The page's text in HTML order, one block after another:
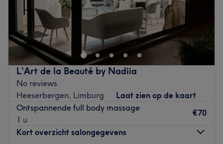
L'Art de la Beauté by Nadiia
No reviews
Heeserbergen, Limburg
Laat zien op de kaart
Ontspannende full body massage
1 u
€70
Kort overzicht salongegevens